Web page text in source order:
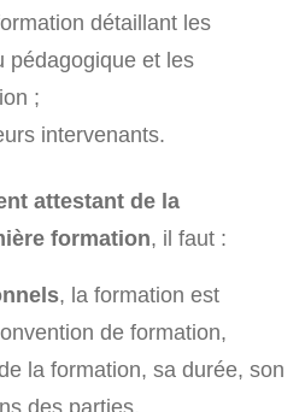
détaillant les
pédagogique et les
;
intervenants.
attestant de la
formation, il faut :
, la formation est
de formation,
la formation, sa durée, son